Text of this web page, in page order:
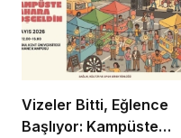
Vizeler Bitti, Eğlence
Başlıyor: Kampüste